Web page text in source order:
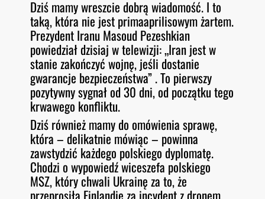
O
E
RSS FEED
LINK
EMBED
Dziś mamy wreszcie dobrą wiadomość. I to
taką, która nie jest primaaprilisowym żartem.
Prezydent Iranu Masoud Pezeshkian
powiedział dzisiaj w telewizji: „Iran jest w
stanie zakończyć wojnę, jeśli dostanie
gwarancje bezpieczeństwa” . To pierwszy
pozytywny sygnał od 30 dni, od początku tego
krwawego konfliktu.
Dziś również mamy do omówienia sprawę,
która – delikatnie mówiąc – powinna
zawstydzić każdego polskiego dyplomatę.
Chodzi o wypowiedź wiceszefa polskiego
MSZ, który chwali Ukrainę za to, że
przeprosiła Finlandię za incydent z dronem.